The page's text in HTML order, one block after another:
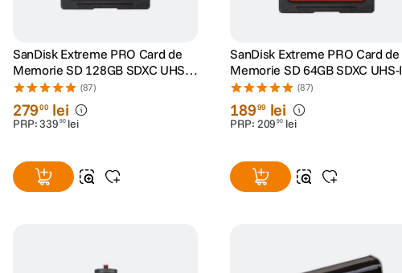
SanDisk Extreme PRO Card de
Memorie SD 128GB SDXC UHS-I
Class 10 U3 V30 + 2 Ani
RescuePRO Deluxe
(87)
27900 lei
PRP:339 90 lei
SanDisk Extreme PRO Card de
Memorie SD 64GB SDXC UHS-I
Class 10 U3 V30 + 2 Ani
RescuePRO Deluxe
(87)
18999 lei
PRP: 209 90 lei